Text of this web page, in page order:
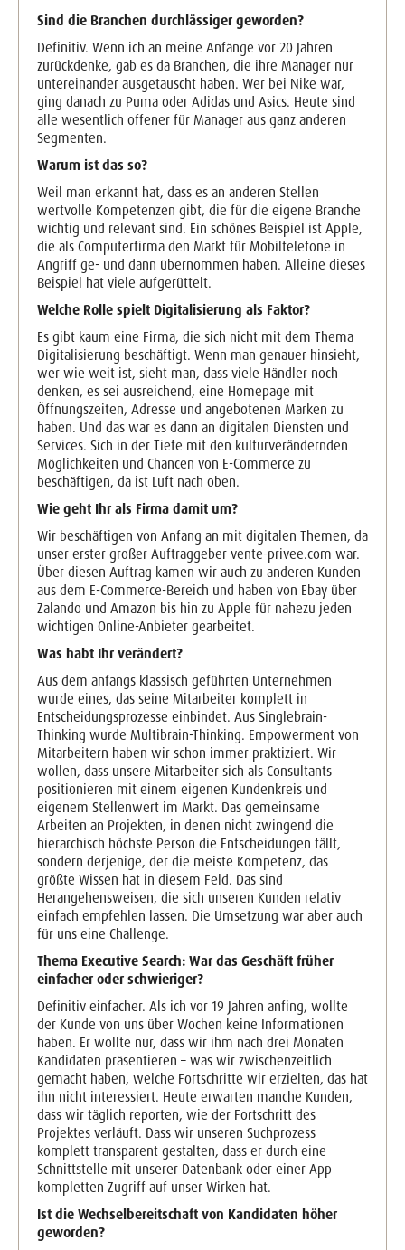
Sind die Branchen durchlässiger geworden?
Definitiv. Wenn ich an meine Anfänge vor 20 Jahren
zurückdenke, gab es da Branchen, die ihre Manager nur
untereinander ausgetauscht haben. Wer bei Nike war,
ging danach zu Puma oder Adidas und Asics. Heute sind
alle wesentlich offener für Manager aus ganz anderen
Segmenten.
Warum ist das so?
Weil man erkannt hat, dass es an anderen Stellen
wertvolle Kompetenzen gibt, die für die eigene Branche
wichtig und relevant sind. Ein schönes Beispiel ist Apple,
die als Computerfirma den Markt für Mobiltelefone in
Angriff ge- und dann übernommen haben. Alleine dieses
Beispiel hat viele aufgerüttelt.
Welche Rolle spielt Digitalisierung als Faktor?
Es gibt kaum eine Firma, die sich nicht mit dem Thema
Digitalisierung beschäftigt. Wenn man genauer hinsieht,
wer wie weit ist, sieht man, dass viele Händler noch
denken, es sei ausreichend, eine Homepage mit
Öffnungszeiten, Adresse und angebotenen Marken zu
haben. Und das war es dann an digitalen Diensten und
Services. Sich in der Tiefe mit den kulturverändernden
Möglichkeiten und Chancen von E-Commerce zu
beschäftigen, da ist Luft nach oben.
Wie geht Ihr als Firma damit um?
Wir beschäftigen von Anfang an mit digitalen Themen, da
unser erster großer Auftraggeber vente-privee.com war.
Über diesen Auftrag kamen wir auch zu anderen Kunden
aus dem E-Commerce-Bereich und haben von Ebay über
Zalando und Amazon bis hin zu Apple für nahezu jeden
wichtigen Online-Anbieter gearbeitet.
Was habt Ihr verändert?
Aus dem anfangs klassisch geführten Unternehmen
wurde eines, das seine Mitarbeiter komplett in
Entscheidungsprozesse einbindet. Aus Singlebrain-
Thinking wurde Multibrain-Thinking. Empowerment von
Mitarbeitern haben wir schon immer praktiziert. Wir
wollen, dass unsere Mitarbeiter sich als Consultants
positionieren mit einem eigenen Kundenkreis und
eigenem Stellenwert im Markt. Das gemeinsame
Arbeiten an Projekten, in denen nicht zwingend die
hierarchisch höchste Person die Entscheidungen fällt,
sondern derjenige, der die meiste Kompetenz, das
größte Wissen hat in diesem Feld. Das sind
Herangehensweisen, die sich unseren Kunden relativ
einfach empfehlen lassen. Die Umsetzung war aber auch
für uns eine Challenge.
Thema Executive Search: War das Geschäft früher
einfacher oder schwieriger?
Definitiv einfacher. Als ich vor 19 Jahren anfing, wollte
der Kunde von uns über Wochen keine Informationen
haben. Er wollte nur, dass wir ihm nach drei Monaten
Kandidaten präsentieren – was wir zwischenzeitlich
gemacht haben, welche Fortschritte wir erzielten, das hat
ihn nicht interessiert. Heute erwarten manche Kunden,
dass wir täglich reporten, wie der Fortschritt des
Projektes verläuft. Dass wir unseren Suchprozess
komplett transparent gestalten, dass er durch eine
Schnittstelle mit unserer Datenbank oder einer App
kompletten Zugriff auf unser Wirken hat.
Ist die Wechselbereitschaft von Kandidaten höher
geworden?